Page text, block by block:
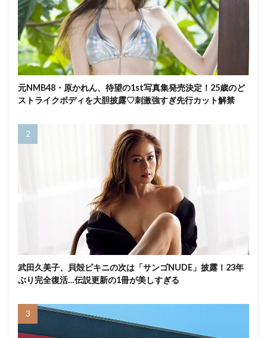
元NMB48・原かれん、待望の1st写真集発売決定！25歳のど
ストライクボディを大胆披露♡刺激強すぎ先行カット解禁
武田久美子、貝殻ビキニの次は「サンゴNUDE」披露！23年
ぶり完全復活…伝説更新の1冊が美しすぎる